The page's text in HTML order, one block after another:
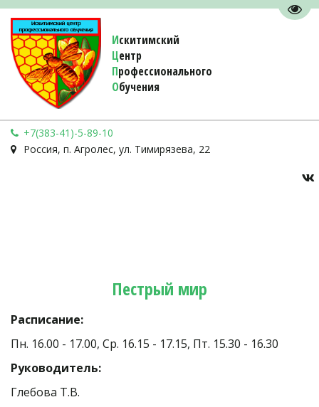
Искитимский
Центр
Профессионального
Обучения
+7(383-41)-5-89-10
Россия, п. Агролес, ул. Тимирязева, 22
Пестрый мир
Расписание:
Пн. 16.00 - 17.00, Ср. 16.15 - 17.15, Пт. 15.30 - 16.30
Руководитель:
Глебова Т.В.